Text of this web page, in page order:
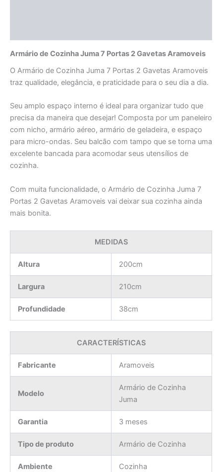
Armário de Cozinha Juma 7 Portas 2 Gavetas Aramoveis
O Armário de Cozinha Juma 7 Portas 2 Gavetas Aramoveis
traz qualidade, elegância, e praticidade para o seu dia a dia.
Seu amplo espaço interno é ideal para organizar tudo que
precisa da maneira que desejar! Composta por um paneleiro
com nicho, armário aéreo, armário de geladeira, e espaço
para micro-ondas. Seu balcão com tampo que se torna uma
excelente bancada para acomodar seus utensílios de
cozinha.
Com muita funcionalidade, o Armário de Cozinha Juma 7
Portas 2 Gavetas Aramoveis vai deixar sua cozinha ainda
mais bonita.
MEDIDAS
Altura 200cm
Largura 210cm
Profundidade 38cm
CARACTERÍSTICAS
Fabricante Aramoveis
Modelo
Armário de Cozinha
Juma
Garantia 3 meses
Tipo de produto Armário de Cozinha
Ambiente Cozinha